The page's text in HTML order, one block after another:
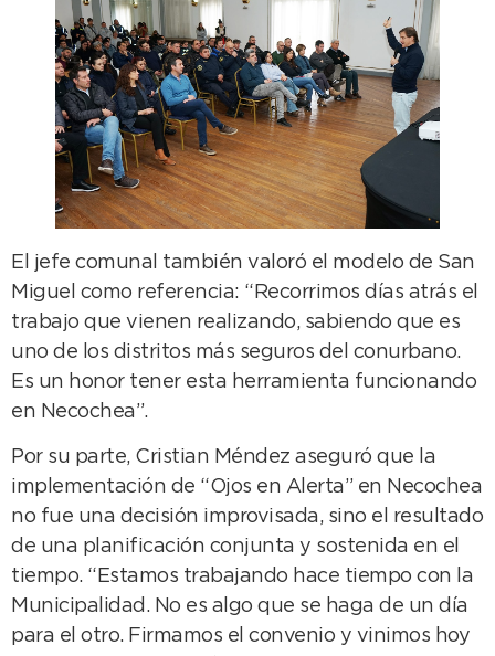
El jefe comunal también valoró el modelo de San
Miguel como referencia: “Recorrimos días atrás el
trabajo que vienen realizando, sabiendo que es
uno de los distritos más seguros del conurbano.
Es un honor tener esta herramienta funcionando
en Necochea”.
Por su parte, Cristian Méndez aseguró que la
implementación de “Ojos en Alerta” en Necochea
no fue una decisión improvisada, sino el resultado
de una planificación conjunta y sostenida en el
tiempo. “Estamos trabajando hace tiempo con la
Municipalidad. No es algo que se haga de un día
para el otro. Firmamos el convenio y vinimos hoy